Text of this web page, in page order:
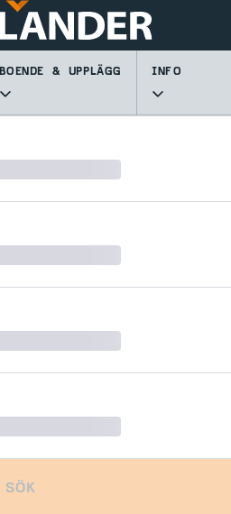
BOENDE & UPPLÄGG INFO
SÖK